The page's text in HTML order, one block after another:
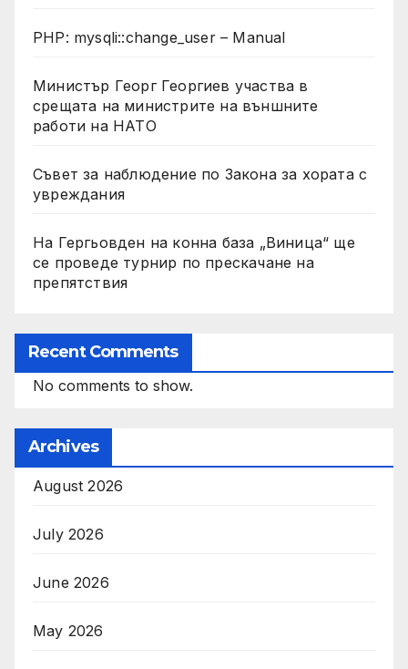
PHP: mysqli::change_user – Manual
Министър Георг Георгиев участва в
срещата на министрите на външните
работи на НАТО
Съвет за наблюдение по Закона за хората с
увреждания
На Гергьовден на конна база „Виница“ ще
се проведе турнир по прескачане на
препятствия
Recent Comments
No comments to show.
Archives
August 2026
July 2026
June 2026
May 2026